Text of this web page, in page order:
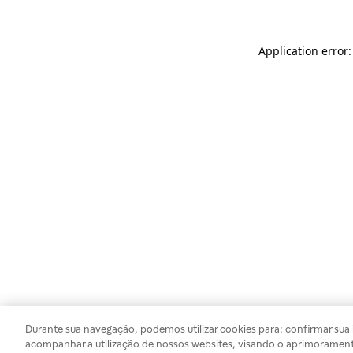
Application
Durante sua navegação, podemos utilizar cookies para: confirmar
acompanhar a utilização de nossos websites, visando o